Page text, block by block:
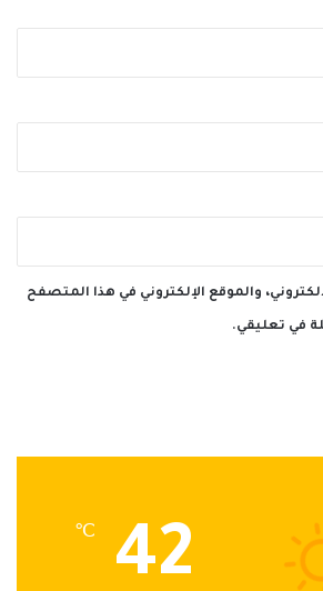
والموقع الإلكتروني في هذا المتصفح
في تعليقي.
42
℃